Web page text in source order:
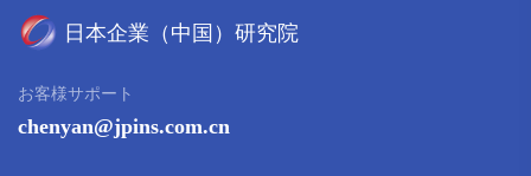
お客様サポート
chenyan@jpins.com.cn